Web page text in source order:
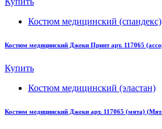
Костюм медицинский (спандекс)
Костюм медицинский Джеки Принт арт. 117065
Купить
Костюм медицинский (эластан)
Костюм медицинский Джеки арт. 117065 (мята)